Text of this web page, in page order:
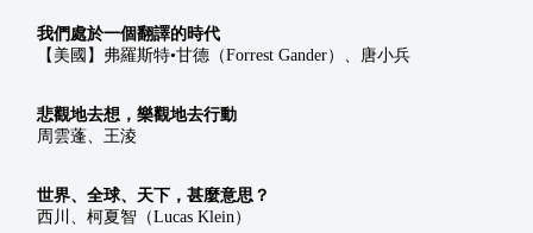
我們處於一個翻譯的時代
【美國】弗羅斯特•甘德（Forrest Gander）、唐小兵
悲觀地去想，樂觀地去行動
周雲蓬、王淩
世界、全球、天下，甚麼意思？
西川、柯夏智（Lucas Klein）